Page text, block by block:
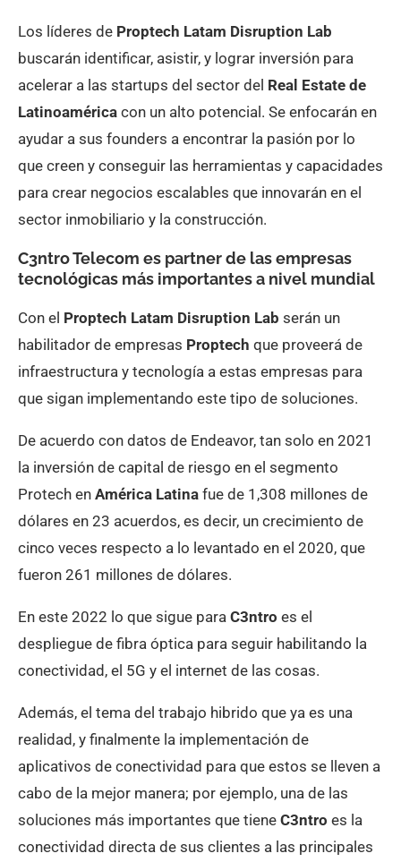
Los líderes de Proptech Latam Disruption Lab
buscarán identificar, asistir, y lograr inversión para
acelerar a las startups del sector del Real Estate de
Latinoamérica con un alto potencial. Se enfocarán en
ayudar a sus founders a encontrar la pasión por lo
que creen y conseguir las herramientas y capacidades
para crear negocios escalables que innovarán en el
sector inmobiliario y la construcción.
C3ntro Telecom es partner de las empresas
tecnológicas más importantes a nivel mundial
Con el Proptech Latam Disruption Lab serán un
habilitador de empresas Proptech que proveerá de
infraestructura y tecnología a estas empresas para
que sigan implementando este tipo de soluciones.
De acuerdo con datos de Endeavor, tan solo en 2021
la inversión de capital de riesgo en el segmento
Protech en América Latina fue de 1,308 millones de
dólares en 23 acuerdos, es decir, un crecimiento de
cinco veces respecto a lo levantado en el 2020, que
fueron 261 millones de dólares.
En este 2022 lo que sigue para C3ntro es el
despliegue de fibra óptica para seguir habilitando la
conectividad, el 5G y el internet de las cosas.
Además, el tema del trabajo hibrido que ya es una
realidad, y finalmente la implementación de
aplicativos de conectividad para que estos se lleven a
cabo de la mejor manera; por ejemplo, una de las
soluciones más importantes que tiene C3ntro es la
conectividad directa de sus clientes a las principales